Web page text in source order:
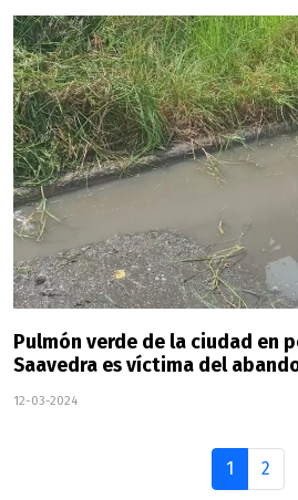
Pulmón verde de la ciudad en
Saavedra es víctima del
12-03-2024
1 2